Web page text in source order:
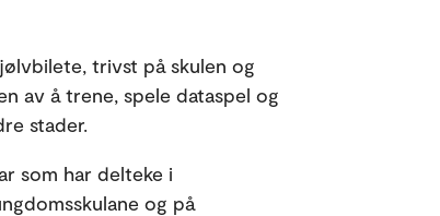
trivst på skulen og
av å trene, spele dataspel og
stader.
som har delteke i
og på